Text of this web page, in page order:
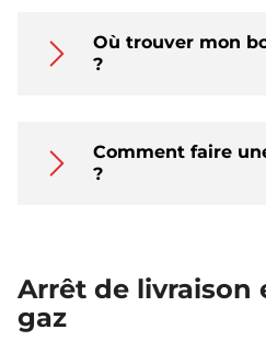
Où trouver mon
?
Comment faire
?
Arrêt de livraison
gaz